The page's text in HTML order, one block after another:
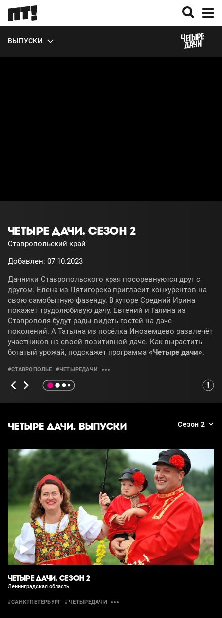
ВЫПУСКИ
О СЕЗОНЕ
ЧЕТЫРЕ ДАЧИ. СЕЗОН 2
Ставропольский край
Добавлен: 07.10.2023
Дачники Ставропольского края посоревнуются друг с
другом. Елена из Пятигорска пригласит конкурентов на
свою самобытную фазенду. В хуторе Средний Ирина
покажет трудолюбивую дачу. Евгений и Галина из
Ставрополя будут рады видеть гостей на даче
поколений. А Татьяна из посёлка Иноземцево развлечёт
участников на своей позитивной даче. Как вырастить
богатый урожай, подскажет программа «Четыре дачи».
#СТАВРОПОЛЬЕ #ЧЕТЫРЕДАЧИ
ЧЕТЫРЕ ДАЧИ. ВЫПУСКИ Сезон 2
ЧЕТЫРЕ ДАЧИ. СЕЗОН 2
Ленинградская область
#САНКТПЕТЕРБУРГ #ЧЕТЫРЕДАЧИ